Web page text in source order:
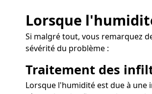
Lorsque
Si malgré tout, vous remarquez
sévérité du problème :
Traitement des
Lorsque l'humidité est due à une